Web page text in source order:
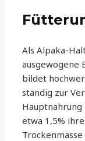
Als Alpaka-
ausgewogene
bildet
ständig zur
Hauptnahrung
etwa 1,5%